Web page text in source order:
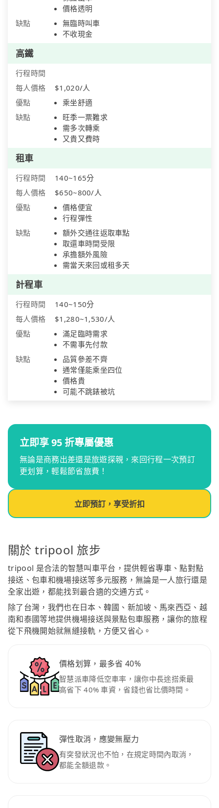
價格透明
缺點
無臨時叫車
不收現金
高鐵
行程時間
每人價格
$1,020/人
優點
乘坐舒適
缺點
旺季一票難求
需多次轉乘
又貴又費時
租車
行程時間
140~165分
每人價格
$650~800/人
優點
價格便宜
行程彈性
缺點
額外交通往返取車點
取還車時間受限
承擔額外風險
需當天來回或租多天
計程車
行程時間
140~150分
每人價格
$1,280~1,530/人
優點
滿足臨時需求
不需事先付款
缺點
品質參差不齊
通常僅能乘坐四位
價格貴
可能不跳錶被坑
立即享 95 折專屬優惠
無論是商務出差還是旅遊探親，來回行程一次預訂
更划算，輕鬆節省旅費！
立即預訂，享受折扣
關於 tripool 旅步
tripool 是合法的智慧叫車平台，提供輕省專車、點對點
接送、包車和機場接送等多元服務，無論是一人旅行還是
全家出遊，都能找到最合適的交通方式。
除了台灣，我們也在日本、韓國、新加坡、馬來西亞、越
南和泰國等地提供機場接送與景點包車服務，讓你的旅程
從下飛機開始就無縫接軌，方便又省心。
價格划算，最多省 40%
智慧派車降低空車率，讓你中長途搭乘最
高省下 40% 車資，省錢也省比價時間。
彈性取消，應變無壓力
有突發狀況也不怕，在規定時間內取消，
都能全額退款。